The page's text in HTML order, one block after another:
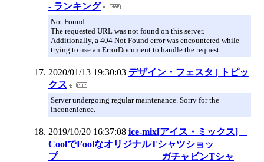
- ランキング
Not Found
The requested URL was not found on this server.
Additionally, a 404 Not Found error was encountered while
trying to use an ErrorDocument to handle the request.
2020/01/13 19:30:03 デザイン・フェスタ | トピッ
クス
Server undergoing regular maintenance. Sorry for the
inconenience.
2019/10/20 16:37:08 ice-mix[アイス・ミックス]
CoolでFoolなオリジナルTシャツショッ
プ ガチャピンTシャ